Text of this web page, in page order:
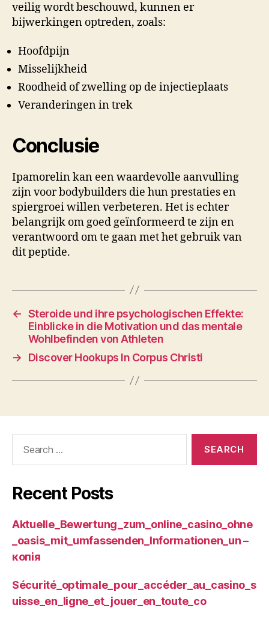
veilig wordt beschouwd, kunnen er
bijwerkingen optreden, zoals:
Hoofdpijn
Misselijkheid
Roodheid of zwelling op de injectieplaats
Veranderingen in trek
Conclusie
Ipamorelin kan een waardevolle aanvulling
zijn voor bodybuilders die hun prestaties en
spiergroei willen verbeteren. Het is echter
belangrijk om goed geïnformeerd te zijn en
verantwoord om te gaan met het gebruik van
dit peptide.
← Steroide und ihre psychologischen Effekte:
Einblicke in die Motivation und das mentale
Wohlbefinden von Athleten
→
Discover Hookups In Corpus Christi
Recent Posts
Aktuelle_Bewertung_zum_online_casino_ohne
_oasis_mit_umfassenden_Informationen_un –
копія
Sécurité_optimale_pour_accéder_au_casino_s
uisse_en_ligne_et_jouer_en_toute_co